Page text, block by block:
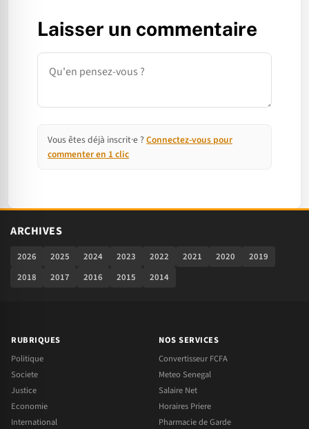
Laisser un commentaire
Commentaire
Vous êtes déjà inscrit·e ? Connectez-vous pour
commenter en 1 clic
ARCHIVES
2026 2025 2024 2023 2022 2021 2020
2019
2018
2017 2016 2015 2014
RUBRIQUES
Politique
Societe
Justice
Economie
International
NOS SERVICES
Convertisseur FCFA
Meteo Senegal
Salaire Net
Horaires Priere
Pharmacie de Garde